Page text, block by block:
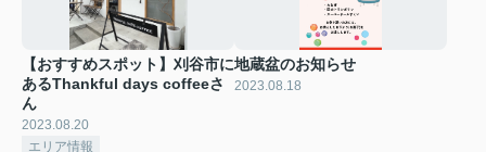
【おすすめスポット】刈谷市に
あるThankful days coffeeさ
ん
2023.08.20
エリア情報
地蔵盆のお知らせ
2023.08.18